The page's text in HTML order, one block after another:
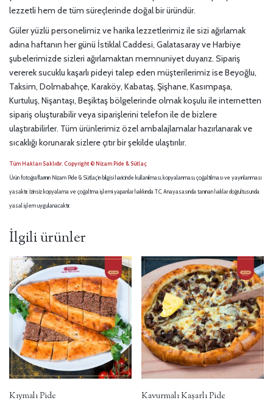
lezzetli hem de tüm süreçlerinde doğal bir üründür.
Güler yüzlü personelimiz ve harika lezzetlerimiz ile sizi ağırlamak
adına haftanın her günü İstiklal Caddesi, Galatasaray ve Harbiye
şubelerimizde sizleri ağırlamaktan memnuniyet duyarız. Sipariş
vererek sucuklu kaşarlı pideyi talep eden müşterilerimiz ise Beyoğlu,
Taksim, Dolmabahçe, Karaköy, Kabataş, Şişhane, Kasımpaşa,
Kurtuluş, Nişantaşı, Beşiktaş bölgelerinde olmak koşulu ile internetten
sipariş oluşturabilir veya siparişlerini telefon ile de bizlere
ulaştırabilirler. Tüm ürünlerimiz özel ambalajlamalar hazırlanarak ve
sıcaklığı korunarak sizlere çıtır bir şekilde ulaştırılır.
Tüm Hakları Saklıdır. Copyright © Nizam Pide & Sütlaç
Ürün fotoğraflarının Nizam Pide & Sütlaç’ın bilgisi haricinde kullanılması, kopyalanması, çoğaltılması ve yayınlanması
yasaktır. İzinsiz kopyalama ve çoğaltma işlemi yapanlar hakkında T.C. Anayasasında tanınan haklar doğrultusunda
yasal işlem uygulanacaktır.
İlgili ürünler
Kıymalı Pide Kavurmalı Kaşarlı Pide